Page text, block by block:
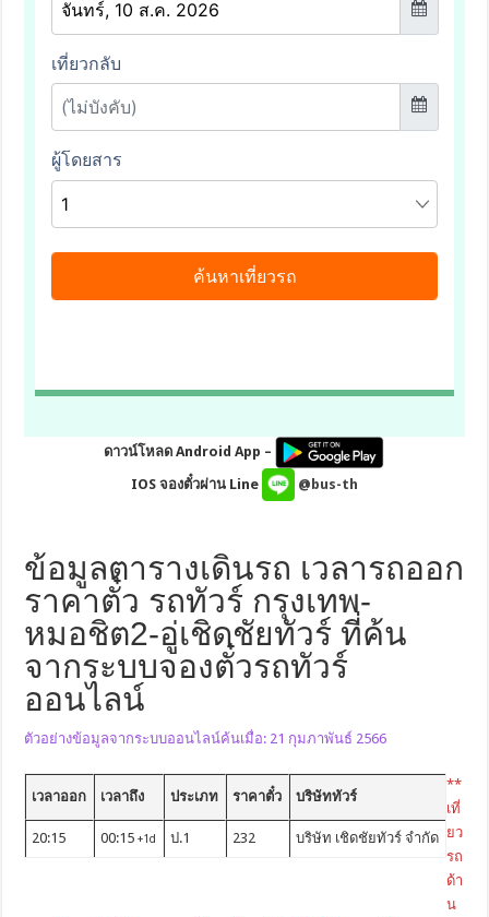
ดาวน์โหลด Android App –
IOS จองตั๋วผ่าน Line
@bus-th
ข้อมูลตารางเดินรถ เวลารถออก
ราคาตั๋ว รถทัวร์ กรุงเทพ-
หมอชิต2-อู่เชิดชัยทัวร์ ที่ค้น
จากระบบจองตั๋วรถทัวร์
ออนไลน์
ตัวอย่างข้อมูลจากระบบออนไลน์ค้นเมื่อ: 21 กุมภาพันธ์ 2566
เวลาออก เวลาถึง ประเภท ราคาตั๋ว บริษัททัวร์
20:15 00:15+1d ป.1 232 บริษัท เชิดชัยทัวร์ จำกัด
**
เที่
ยว
รถ
ด้า
น